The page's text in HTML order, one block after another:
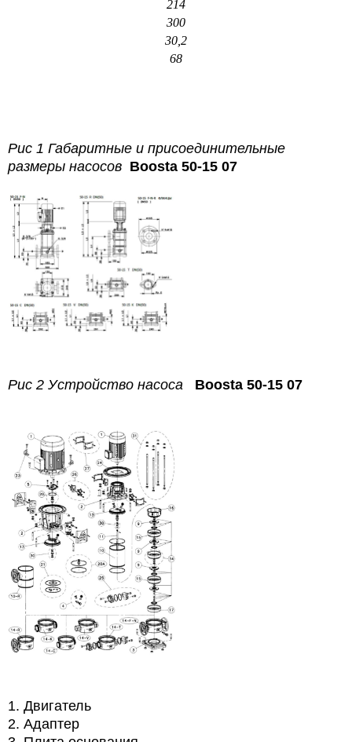
214
300
30,2
68
Рис 1 Габаритные и присоединительные
размеры насосов Boosta 50-15 07
Рис 2 Устройство насоса Boosta 50-15 07
1. Двигатель
2. Адаптер